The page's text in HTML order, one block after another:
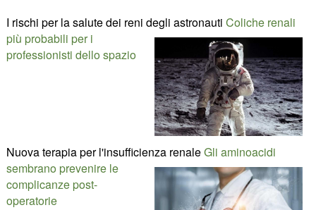
I rischi per la salute dei reni degli astronauti Coliche renali
più probabili per i
professionisti dello spazio
Nuova terapia per l'insufficienza renaleGli aminoacidi
sembrano prevenire le
complicanze post-
operatorie